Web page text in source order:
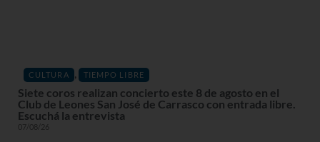
CULTURA , TIEMPO LIBRE
Siete coros realizan concierto este 8 de agosto en el
Club de Leones San José de Carrasco con entrada libre.
Escuchá la entrevista
07/08/26